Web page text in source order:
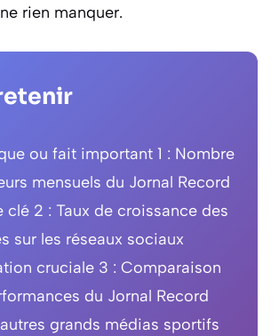
rien manquer.
ou fait important 1 : Nombre
mensuels du Jornal Record
clé 2 : Taux de croissance des
sur les réseaux sociaux
cruciale 3 : Comparaison
du Jornal Record
grands médias sportifs